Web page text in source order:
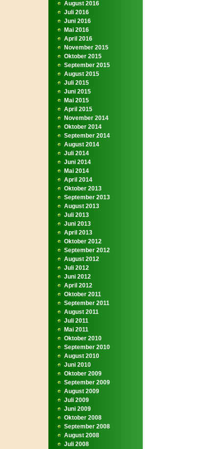
August 2016
Juli 2016
Juni 2016
Mai 2016
April 2016
November 2015
Oktober 2015
September 2015
August 2015
Juli 2015
Juni 2015
Mai 2015
April 2015
November 2014
Oktober 2014
September 2014
August 2014
Juli 2014
Juni 2014
Mai 2014
April 2014
Oktober 2013
September 2013
August 2013
Juli 2013
Juni 2013
April 2013
Oktober 2012
September 2012
August 2012
Juli 2012
Juni 2012
April 2012
Oktober 2011
September 2011
August 2011
Juli 2011
Mai 2011
Oktober 2010
September 2010
August 2010
Juni 2010
Oktober 2009
September 2009
August 2009
Juli 2009
Juni 2009
Oktober 2008
September 2008
August 2008
Juli 2008